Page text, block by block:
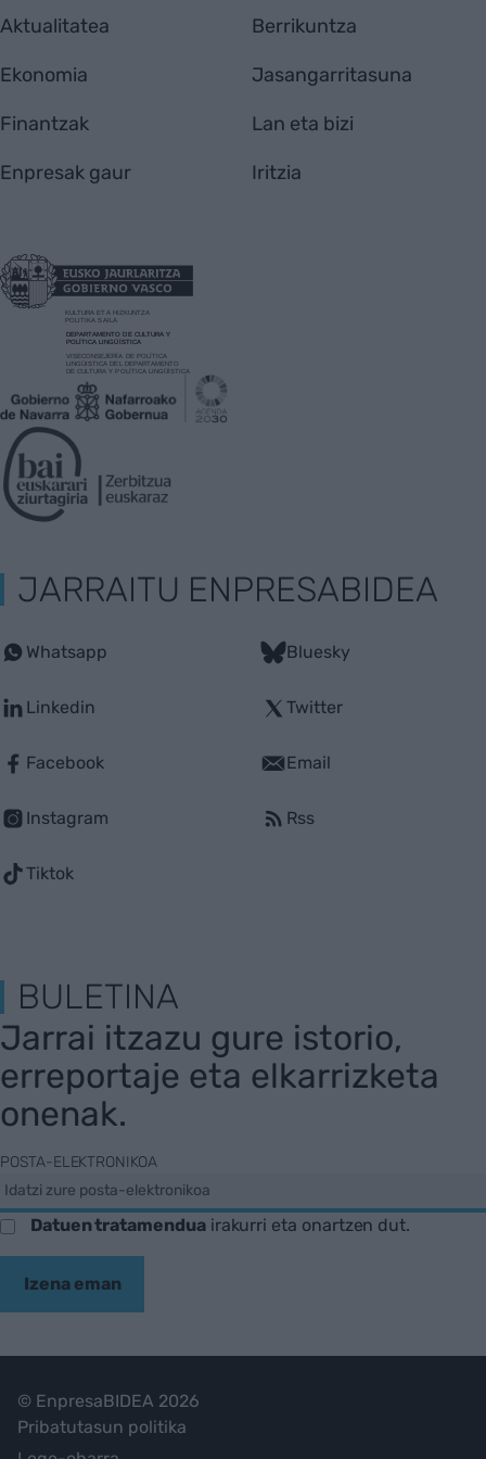
Aktualitatea
Ekonomia
Finantzak
Enpresak gaur
Berrikuntza
Jasangarritasuna
Lan eta bizi
Iritzia
JARRAITU ENPRESABIDEA
Whatsapp
Linkedin
Facebook
Instagram
Tiktok
Bluesky
Twitter
Email
Rss
BULETINA
Jarrai itzazu gure istorio,
erreportaje eta elkarrizketa
onenak.
POSTA-ELEKTRONIKOA
Datuen tratamenduairakurri eta onartzen dut.
Izena eman
© EnpresaBIDEA 2026
Pribatutasun politika